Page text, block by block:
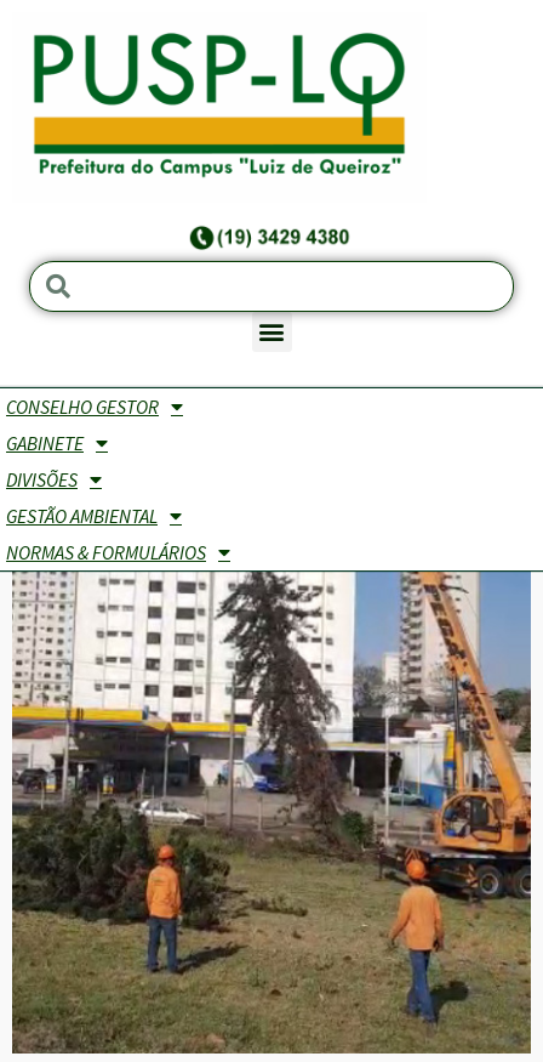
CONSELHO GESTOR
GABINETE
DIVISÕES
GESTÃO AMBIENTAL
NORMAS & FORMULÁRIOS
Norma de procedimentos para empresas